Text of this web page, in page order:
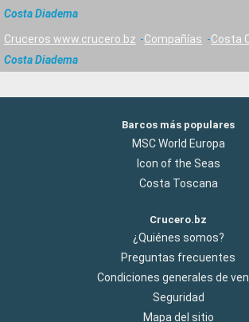
Costa Diadema
Cruceros www.crucero.bz Compañías
Costa
Costa Diadema
Barcos más populares
MSC World Europa
Icon of the Seas
Costa Toscana
Crucero.bz
¿Quiénes somos?
Preguntas frecuentes
Condiciones generales de
Seguridad
Mapa del sitio